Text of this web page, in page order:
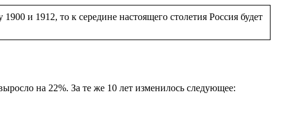
и 1912, то к середине настоящего столетия Россия будет
на 22%. За те же 10 лет изменилось следующее: